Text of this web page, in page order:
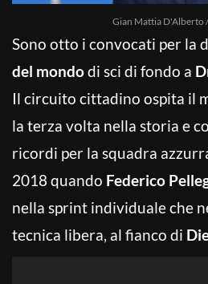
Gian Mattia D'Alberto
Sono otto i convocati per la
del mondodi sci di fondo a
Il circuito cittadino ospita il
la terza volta nella storia e
ricordi per la squadra
2018 quando Federico
nella sprint individuale che
tecnica libera, al fianco di